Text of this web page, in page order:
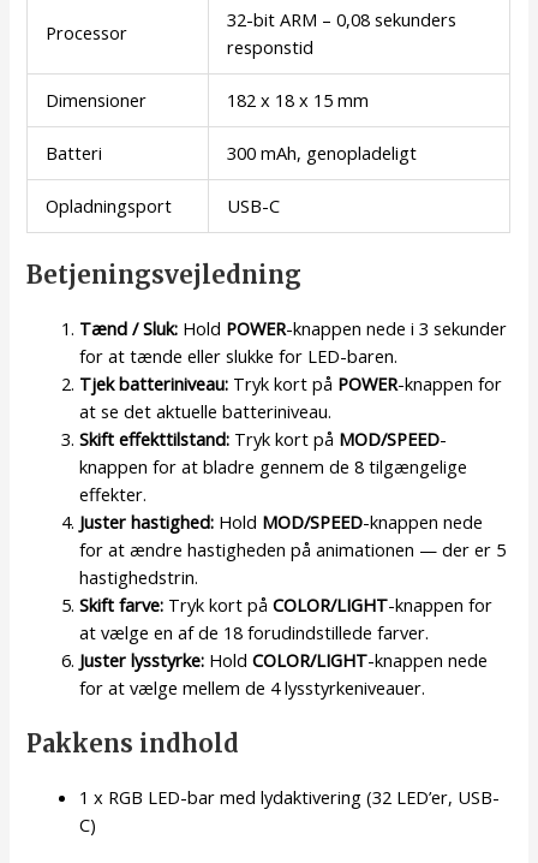
Processor
32-bit ARM – 0,08 sekunders
responstid
Dimensioner 182 x 18 x 15 mm
Batteri 300 mAh, genopladeligt
Opladningsport USB-C
Betjeningsvejledning
Tænd / Sluk: Hold POWER-knappen nede i 3 sekunder
for at tænde eller slukke for LED-baren.
Tjek batteriniveau: Tryk kort på POWER-knappen for
at se det aktuelle batteriniveau.
Skift effekttilstand: Tryk kort på MOD/SPEED-
knappen for at bladre gennem de 8 tilgængelige
effekter.
Juster hastighed: Hold MOD/SPEED-knappen nede
for at ændre hastigheden på animationen — der er 5
hastighedstrin.
Skift farve: Tryk kort påCOLOR/LIGHT-knappen for
at vælge en af de 18 forudindstillede farver.
Juster lysstyrke: HoldCOLOR/LIGHT-knappen nede
for at vælge mellem de 4 lysstyrkeniveauer.
Pakkens indhold
1 x RGB LED-bar med lydaktivering (32 LED’er, USB-
C)